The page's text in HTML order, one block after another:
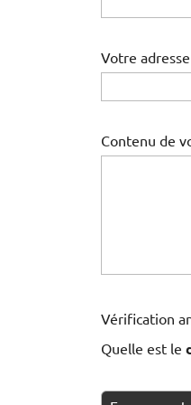
Votre
Contenu de
Vérification
Quelle est le